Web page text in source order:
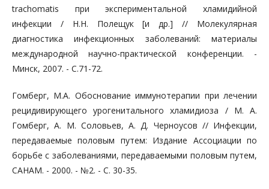
trachomatis при экспериментальной хламидийной
инфекции / Н.Н. Полещук [и др.] // Молекулярная
диагностика инфекционных заболе­ваний: материалы
международной научно-практической конференции. -
Минск, 2007. - С.71-72.
Гомберг, М.А. Обоснование иммунотерапии при лечении
ре­цидивирующего урогенитального хламидиоза / М. А.
Гомберг, А. М. Соловьев, А. Д. Черноусов // Инфекции,
передаваемые половым пу­тем: Издание Ассоциации по
борьбе с заболеваниями, передаваемы­ми половым путем,
САНАМ. - 2000. - №2. - С. 30-35.